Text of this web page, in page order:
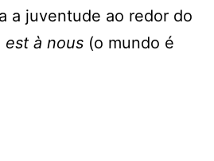
a juventude ao redor do
est à nous (o mundo é